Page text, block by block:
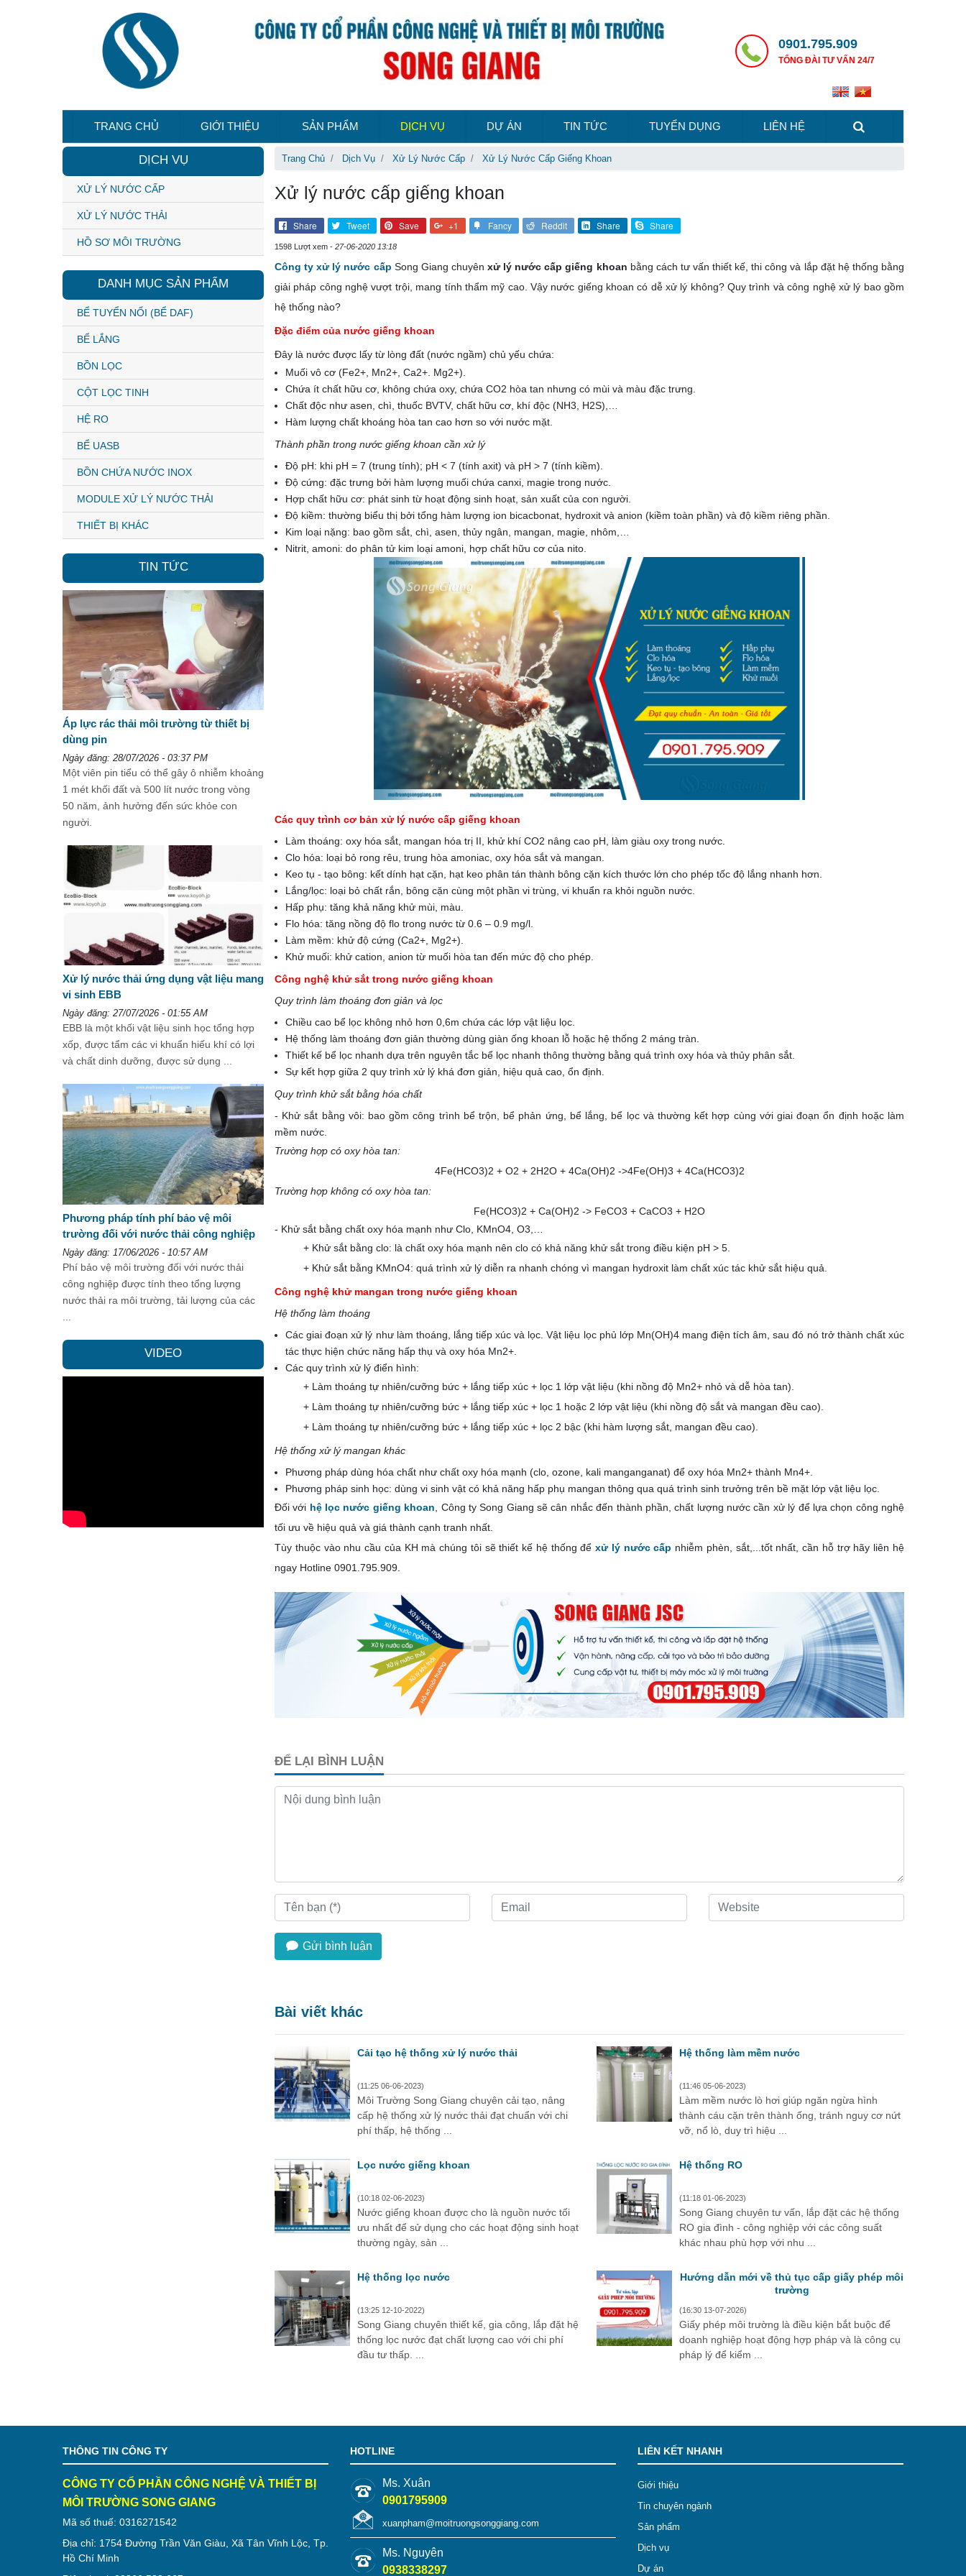
0901.795.909
TỔNG ĐÀI TƯ VẤN 24/7
TRANG CHỦ GIỚI THIỆU SẢN PHẨM DỊCH VỤ DỰ ÁN TIN TỨC TUYỂN DỤNG LIÊN HỆ
Trang Chủ Dịch Vụ Xử Lý Nước Cấp Xử Lý Nước Cấp Giếng Khoan
Xử lý nước cấp giếng khoan
Share Tweet Save +1 Fancy Reddit Share Share
1598 Lượt xem - 27-06-2020 13:18
Công ty xử lý nước cấp Song Giang chuyên xử lý nước cấp giếng khoan bằng cách tư vấn thiết kế, thi công và lắp đặt hệ thống bằng
giải pháp công nghệ vượt trội, mang tính thẩm mỹ cao. Vậy nước giếng khoan có dễ xử lý không? Quy trình và công nghệ xử lý bao gồm
hệ thống nào?
Đặc điểm của nước giếng khoan
Đây là nước được lấy từ lòng đất (nước ngầm) chủ yếu chứa:
Muối vô cơ (Fe2+, Mn2+, Ca2+. Mg2+).
Chứa ít chất hữu cơ, không chứa oxy, chứa CO2 hòa tan nhưng có mùi và màu đặc trưng.
Chất độc như asen, chì, thuốc BVTV, chất hữu cơ, khí độc (NH3, H2S),…
Hàm lượng chất khoáng hòa tan cao hơn so với nước mặt.
Thành phần trong nước giếng khoan cần xử lý
Độ pH: khi pH = 7 (trung tính); pH < 7 (tính axit) và pH > 7 (tính kiềm).
Độ cứng: đặc trưng bởi hàm lượng muối chứa canxi, magie trong nước.
Hợp chất hữu cơ: phát sinh từ hoạt động sinh hoạt, sản xuất của con người.
Độ kiềm: thường biểu thị bởi tổng hàm lượng ion bicacbonat, hydroxit và anion (kiềm toàn phần) và độ kiềm riêng phần.
Kim loại nặng: bao gồm sắt, chì, asen, thủy ngân, mangan, magie, nhôm,…
Nitrit, amoni: do phân tử kim loại amoni, hợp chất hữu cơ của nito.
Các quy trình cơ bản xử lý nước cấp giếng khoan
Làm thoáng: oxy hóa sắt, mangan hóa trị II, khử khí CO2 nâng cao pH, làm giàu oxy trong nước.
Clo hóa: loại bỏ rong rêu, trung hòa amoniac, oxy hóa sắt và mangan.
Keo tụ - tạo bông: kết dính hạt cặn, hạt keo phân tán thành bông cặn kích thước lớn cho phép tốc độ lắng nhanh hơn.
Lắng/lọc: loại bỏ chất rắn, bông cặn cùng một phần vi trùng, vi khuẩn ra khỏi nguồn nước.
Hấp phụ: tăng khả năng khử mùi, màu.
Flo hóa: tăng nồng độ flo trong nước từ 0.6 – 0.9 mg/l.
Làm mềm: khử độ cứng (Ca2+, Mg2+).
Khử muối: khử cation, anion từ muối hòa tan đến mức độ cho phép.
Công nghệ khử sắt trong nước giếng khoan
Quy trình làm thoáng đơn giản và lọc
Chiều cao bể lọc không nhỏ hơn 0,6m chứa các lớp vật liệu lọc.
Hệ thống làm thoáng đơn giản thường dùng giàn ống khoan lỗ hoặc hệ thống 2 máng tràn.
Thiết kế bể lọc nhanh dựa trên nguyên tắc bể lọc nhanh thông thường bằng quá trình oxy hóa và thủy phân sắt.
Sự kết hợp giữa 2 quy trình xử lý khá đơn giản, hiệu quả cao, ổn định.
Quy trình khử sắt bằng hóa chất
- Khử sắt bằng vôi: bao gồm công trình bể trộn, bể phản ứng, bể lắng, bể lọc và thường kết hợp cùng với giai đoạn ổn định hoặc làm
mềm nước.
Trường hợp có oxy hòa tan:
4Fe(HCO3)2 + O2 + 2H2O + 4Ca(OH)2 ->4Fe(OH)3 + 4Ca(HCO3)2
Trường hợp không có oxy hòa tan:
Fe(HCO3)2 + Ca(OH)2 -> FeCO3 + CaCO3 + H2O
- Khử sắt bằng chất oxy hóa mạnh như Clo, KMnO4, O3,…
+ Khử sắt bằng clo: là chất oxy hóa mạnh nên clo có khả năng khử sắt trong điều kiện pH > 5.
+ Khử sắt bằng KMnO4: quá trình xử lý diễn ra nhanh chóng vì mangan hydroxit làm chất xúc tác khử sắt hiệu quả.
Công nghệ khử mangan trong nước giếng khoan
Hệ thống làm thoáng
Các giai đoạn xử lý như làm thoáng, lắng tiếp xúc và lọc. Vật liệu lọc phủ lớp Mn(OH)4 mang điện tích âm, sau đó nó trở thành chất xúc
tác thực hiện chức năng hấp thụ và oxy hóa Mn2+.
Các quy trình xử lý điển hình:
+ Làm thoáng tự nhiên/cưỡng bức + lắng tiếp xúc + lọc 1 lớp vật liệu (khi nồng độ Mn2+ nhỏ và dễ hòa tan).
+ Làm thoáng tự nhiên/cưỡng bức + lắng tiếp xúc + lọc 1 hoặc 2 lớp vật liệu (khi nồng độ sắt và mangan đều cao).
+ Làm thoáng tự nhiên/cưỡng bức + lắng tiếp xúc + lọc 2 bậc (khi hàm lượng sắt, mangan đều cao).
Hệ thống xử lý mangan khác
Phương pháp dùng hóa chất như chất oxy hóa mạnh (clo, ozone, kali manganganat) để oxy hóa Mn2+ thành Mn4+.
Phương pháp sinh học: dùng vi sinh vật có khả năng hấp phụ mangan thông qua quá trình sinh trưởng trên bề mặt lớp vật liệu lọc.
Đối với hệ lọc nước giếng khoan , Công ty Song Giang sẽ cân nhắc đến thành phần, chất lượng nước cần xử lý để lựa chọn công nghệ
tối ưu về hiệu quả và giá thành cạnh tranh nhất.
Tùy thuộc vào nhu cầu của KH mà chúng tôi sẽ thiết kế hệ thống đểxử lý nước cấp nhiễm phèn, sắt,...tốt nhất, cần hỗ trợ hãy liên hệ
ngay Hotline 0901.795.909
ĐỂ LẠI BÌNH LUẬN
Gửi bình luận
Bài viết khác
Cải tạo hệ thống xử lý nước thải
(11:25 06-06-2023)
Môi Trường Song Giang chuyên cải tạo, nâng
cấp hệ thống xử lý nước thải đạt chuẩn với chi
phí thấp, hệ thống ...
Hệ thống làm mềm nước
(11:46 05-06-2023)
Làm mềm nước lò hơi giúp ngăn ngừa hình
thành cáu cặn trên thành ống, tránh nguy cơ nứt
vỡ, nổ lò, duy trì hiệu ...
Lọc nước giếng khoan
(10:18 02-06-2023)
Nước giếng khoan được cho là nguồn nước tối
ưu nhất để sử dụng cho các hoạt động sinh hoạt
thường ngày, sản ...
Hệ thống RO
(11:18 01-06-2023)
Song Giang chuyên tư vấn, lắp đặt các hệ thống
RO gia đình - công nghiệp với các công suất
khác nhau phù hợp với nhu ...
Hệ thống lọc nước
(13:25 12-10-2022)
Song Giang chuyên thiết kế, gia công, lắp đặt hệ
thống lọc nước đạt chất lượng cao với chi phí
đầu tư thấp. ...
Hướng dẫn mới về thủ tục cấp giấy phép môi
trường
(16:30 13-07-2026)
Giấy phép môi trường là điều kiện bắt buộc để
doanh nghiệp hoạt động hợp pháp và là công cụ
pháp lý để kiểm ...
DỊCH VỤ
XỬ LÝ NƯỚC CẤP
XỬ LÝ NƯỚC THẢI
HỒ SƠ MÔI TRƯỜNG
DANH MỤC SẢN PHẨM
BỂ TUYỂN NỔI (BỂ DAF)
BỂ LẮNG
BỒN LỌC
CỘT LỌC TINH
HỆ RO
BỂ UASB
BỒN CHỨA NƯỚC INOX
MODULE XỬ LÝ NƯỚC THẢI
THIẾT BỊ KHÁC
TIN TỨC
Áp lực rác thải môi trường từ thiết bị
dùng pin
Ngày đăng: 28/07/2026 - 03:37 PM
Một viên pin tiểu có thể gây ô nhiễm khoảng
1 mét khối đất và 500 lít nước trong vòng
50 năm, ảnh hưởng đến sức khỏe con
người.
Xử lý nước thải ứng dụng vật liệu mang
vi sinh EBB
Ngày đăng: 27/07/2026 - 01:55 AM
EBB là một khối vật liệu sinh học tổng hợp
xốp, được tẩm các vi khuẩn hiếu khí có lợi
và chất dinh dưỡng, được sử dụng ...
Phương pháp tính phí bảo vệ môi
trường đối với nước thải công nghiệp
Ngày đăng: 17/06/2026 - 10:57 AM
Phí bảo vệ môi trường đối với nước thải
công nghiệp được tính theo tổng lượng
nước thải ra môi trường, tải lượng của các
VIDEO
THÔNG TIN CÔNG TY
CÔNG TY CỔ PHẦN CÔNG NGHỆ VÀ THIẾT BỊ
MÔI TRƯỜNG SONG GIANG
Mã số thuế: 0316271542
Địa chỉ: 1754 Đường Trần Văn Giàu, Xã Tân Vĩnh Lộc, Tp.
Hồ Chí Minh
HOTLINE
Ms. Xuân
0901795909
xuanpham@moitruongsonggiang.com
Ms. Nguyên
0938338297
LIÊN KẾT NHANH
Giới thiệu
Tin chuyên ngành
Sản phẩm
Dịch vụ
Dự án